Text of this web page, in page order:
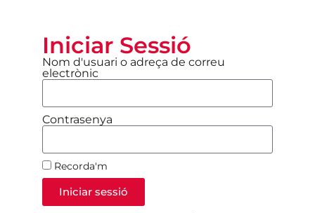
Iniciar Sessió
Nom d'usuari o adreça de correu
electrònic
Contrasenya
Recorda'm
Iniciar sessió